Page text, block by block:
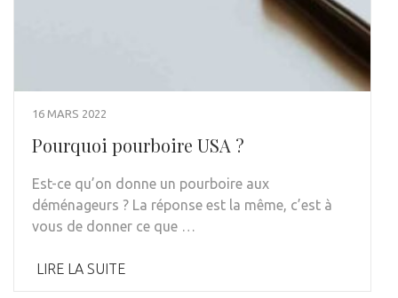
16 MARS 2022
Pourquoi pourboire USA ?
Est-ce qu’on donne un pourboire aux
déménageurs ? La réponse est la même, c’est à
vous de donner ce que …
LIRE LA SUITE